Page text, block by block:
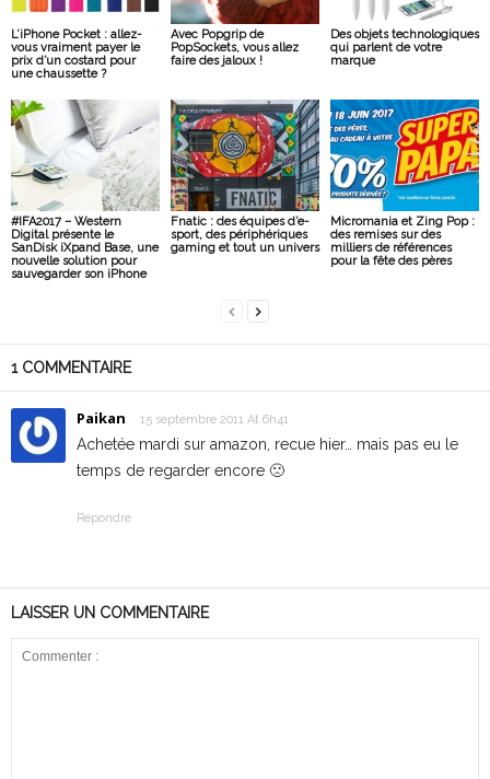
L’iPhone Pocket : allez-
vous vraiment payer le
prix d’un costard pour
une chaussette ?
Avec Popgrip de
PopSockets, vous allez
faire des jaloux !
Des objets technologiques
qui parlent de votre
marque
#IFA2017 – Western
Digital présente le
SanDisk iXpand Base, une
nouvelle solution pour
sauvegarder son iPhone
Fnatic : des équipes d’e-
sport, des périphériques
gaming et tout un univers
Micromania et Zing Pop :
des remises sur des
milliers de références
pour la fête des pères
1 COMMENTAIRE
Paikan 15 septembre 2011 At 6h41
Achetée mardi sur amazon, recue hier… mais pas eu le
temps de regarder encore 🙁
Répondre
LAISSER UN COMMENTAIRE